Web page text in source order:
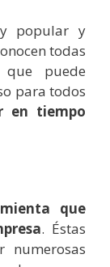
popular y
todas
puede
para todos
en tiempo
que
. Éstas
numerosas